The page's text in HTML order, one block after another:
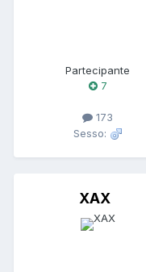
Partecipante
7
173
Sesso:
XAX